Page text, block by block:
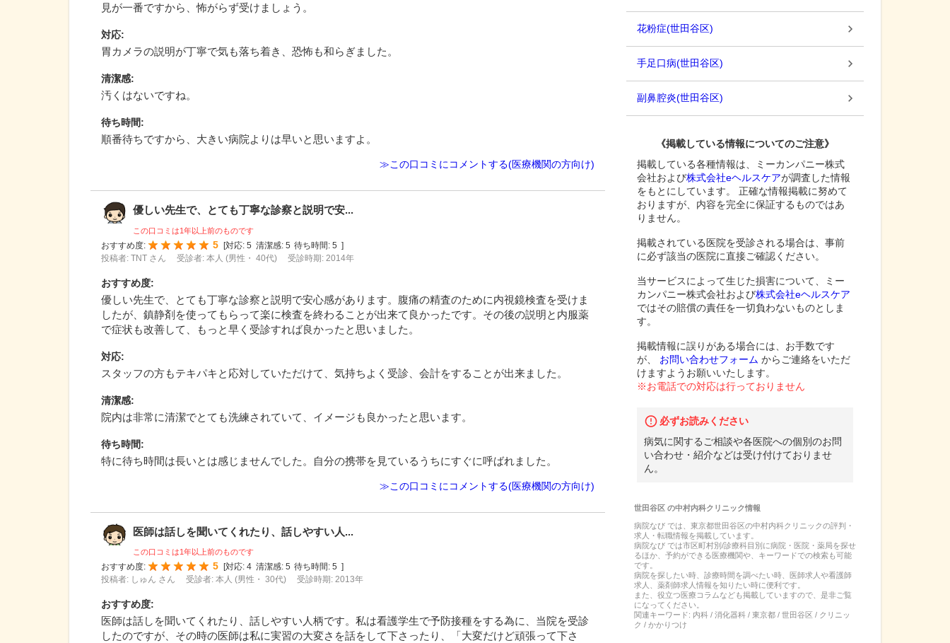
見が一番ですから、怖がらず受けましょう。
対応:
胃カメラの説明が丁寧で気も落ち着き、恐怖も和らぎました。
清潔感:
汚くはないですね。
待ち時間:
順番待ちですから、大きい病院よりは早いと思いますよ。
≫この口コミにコメントする(医療機関の方向け)
優しい先生で、とても丁寧な診察と説明で安...
この口コミは1年以上前のものです
おすすめ度:
5 [対応: 5 清潔感: 5 待ち時間: 5 ]
投稿者: TNT さん
受診者: 本人 (男性・ 40代) 受診時期: 2014年
おすすめ度:
優しい先生で、とても丁寧な診察と説明で安心感があります。腹痛の精査のために内視鏡検査を受けま
したが、鎮静剤を使ってもらって楽に検査を終わることが出来て良かったです。その後の説明と内服薬
で症状も改善して、もっと早く受診すれば良かったと思いました。
対応:
スタッフの方もテキパキと応対していただけて、気持ちよく受診、会計をすることが出来ました。
清潔感:
院内は非常に清潔でとても洗練されていて、イメージも良かったと思います。
待ち時間:
特に待ち時間は長いとは感じませんでした。自分の携帯を見ているうちにすぐに呼ばれました。
≫この口コミにコメントする(医療機関の方向け)
医師は話しを聞いてくれたり、話しやすい人...
この口コミは1年以上前のものです
おすすめ度:
5 対応: 4 清潔感: 5 待ち時間: 5
投稿者: しゅん さん
受診者: 本人 (男性・ 30代) 受診時期: 2013年
おすすめ度:
医師は話しを聞いてくれたり、話しやすい人柄です。私は看護学生で予防接種をする為に、当院を受診
したのですが、その時の医師は私に実習の大変さを話をして下さったり、「大変だけど頑張って下さ
花粉症(世田谷区)
手足口病(世田谷区)
副鼻腔炎(世田谷区)
《掲載している情報についてのご注意》
掲載している各種情報は、ミーカンパニー株式
会社および株式会社eヘルスケアが調査した情報
をもとにしています。 正確な情報掲載に努めて
おりますが、内容を完全に保証するものではあ
りません。
掲載されている医院を受診される場合は、事前
に必ず該当の医院に直接ご確認ください。
当サービスによって生じた損害について、ミー
カンパニー株式会社および株式会社eヘルスケア
ではその賠償の責任を一切負わないものとしま
す。
掲載情報に誤りがある場合には、お手数です
が、
お問い合わせフォーム からご連絡をいただ
けますようお願いいたします。
※お電話での対応は行っておりません
必ずお読みください
病気に関するご相談や各医院への個別のお問
い合わせ・紹介などは受け付けておりませ
ん。
世田谷区の中村内科クリニック情報
病院なび では、 東京都世田谷区の中村内科クリニックの評判・
求人・転職情報を掲載しています。
病院なび では市区町村別/診療科目別に病院・医院・薬局を探せ
るほか、予約ができる医療機関や、キーワードでの検索も可能
です。
病院を探したい時、診療時間を調べたい時、医師求人や看護師
求人、薬剤師求人情報を知りたい時に便利です。
また、役立つ医療コラムなども掲載していますので、是非ご覧
になってください。
関連キーワード: 内科 / 消化器科 / 東京都 / 世田谷区 / クリニッ
ク / かかりつけ